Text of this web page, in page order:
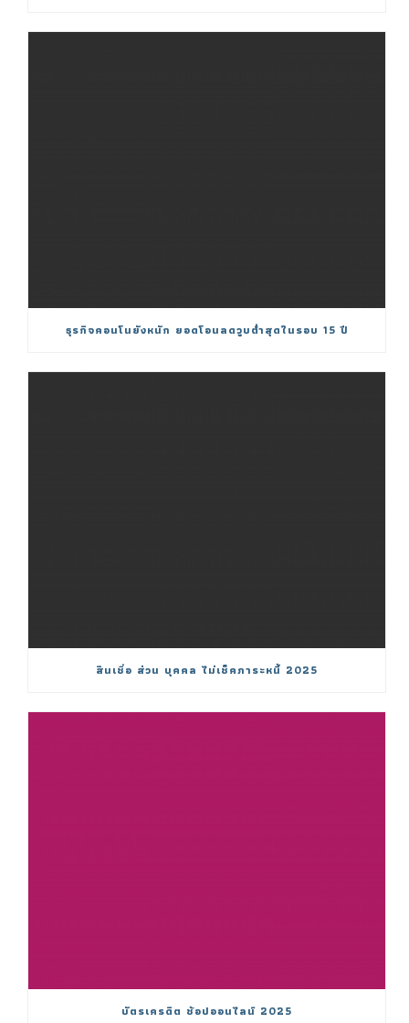
ธุรกิจคอนโนยังหนัก ยอดโอนลดวูบต่ำสุดในรอบ 15 ปี
สินเชื่อ ส่วน บุคคล ไม่เช็คภาระหนี้ 2025
บัตรเครดิต ช้อปออนไลน์ 2025